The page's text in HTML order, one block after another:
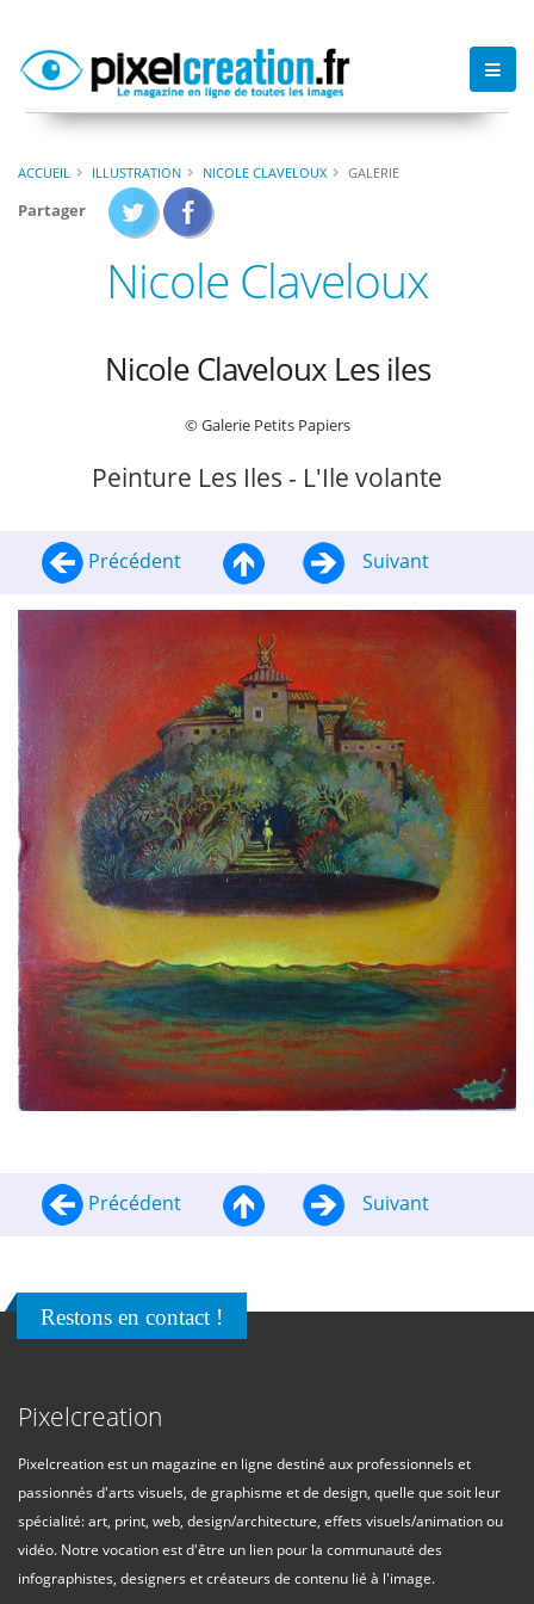
ACCUEIL ILLUSTRATION NICOLE CLAVELOUX GALERIE
Partager
Nicole Claveloux
Nicole Claveloux Les iles
© Galerie Petits Papiers
Peinture Les Iles - L'Ile volante
Précédent Suivant
Précédent Suivant
Restons en contact !
Pixelcreation
Pixelcreation est un magazine en ligne destiné aux professionnels et
passionnés d'arts visuels, de graphisme et de design, quelle que soit leur
spécialité: art, print, web, design/architecture, effets visuels/animation ou
vidéo. Notre vocation est d'être un lien pour la communauté des
infographistes, designers et créateurs de contenu lié à l'image.